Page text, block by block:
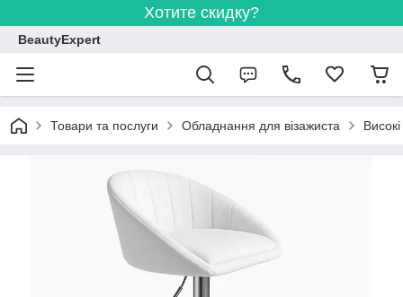
Хотите скидку?
BeautyExpert
Товари та послуги Обладнання для візажиста